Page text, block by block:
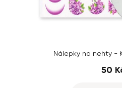
Nálepky na nehty -
50